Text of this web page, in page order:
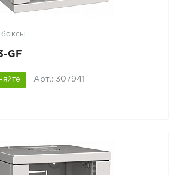
GF
Арт.: 307941